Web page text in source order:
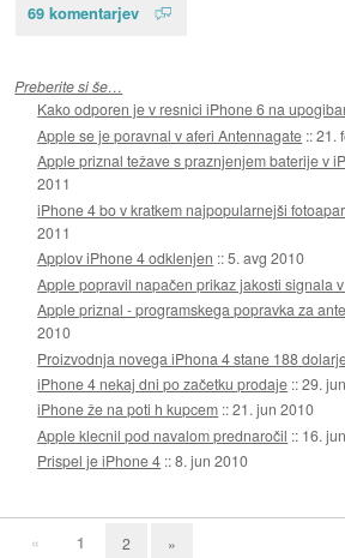
69 komentarjev
Preberite si še…
Kako odporen je v resnici iPhone 6 na
Apple se je poravnal v aferi Antennagate ::21.
Apple priznal težave s praznjenjem baterije v
2011
iPhone 4 bo v kratkem najpopularnejši
2011
Applov iPhone 4 odklenjen ::5. avg 2010
Apple popravil napačen prikaz jakosti signala
Apple priznal - programskega popravka za
2010
Proizvodnja novega iPhona 4 stane 188
iPhone 4 nekaj dni po začetku prodaje ::29.
iPhone že na poti h kupcem ::21. jun 2010
Apple klecnil pod navalom prednaročil :: 16.
Prispel je iPhone 4 ::8. jun 2010
« 1 2 »